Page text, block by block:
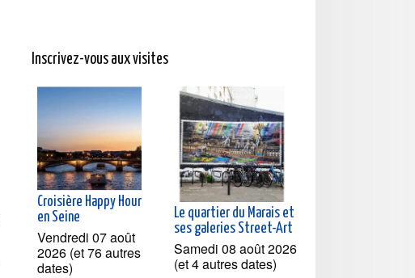
Inscrivez-vous aux visites
Croisière Happy Hour
en Seine
Vendredi 07 août
2026 (et 76 autres
dates)
Le quartier du Marais et
ses galeries Street-Art
Samedi 08 août 2026
(et 4 autres dates)